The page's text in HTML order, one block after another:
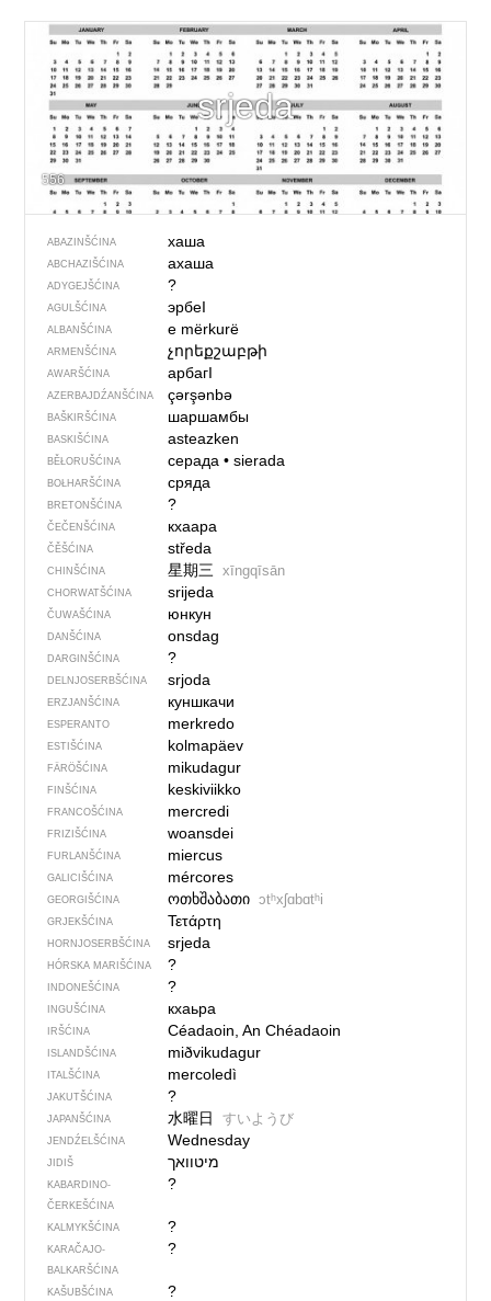
srjeda
556
ABAZINŠĆINA хаша
ABCHAZIŠĆINA ахаша
ADYGEJŠĆINA ?
AGULŠĆINA эрбеI
ALBANŠĆINA e mërkurë
ARMENŠĆINA չորեքշաբթի
AWARŠĆINA арбагI
AZERBAJDŹANŠĆINA çərşənbə
BAŠKIRŠĆINA шаршамбы
BASKIŠĆINA asteazken
BĚŁORUŠĆINA серада• sierada
BOŁHARŠĆINA сряда
BRETONŠĆINA ?
ČEČENŠĆINA кхаара
ČĚŠĆINA středa
CHINŠĆINA 星期三 xīngqīsān
CHORWATŠĆINA srijeda
ČUWAŠĆINA юнкун
DANŠĆINA onsdag
DARGINŠĆINA ?
DELNJOSERBŠĆINA srjoda
ERZJANŠĆINA куншкачи
ESPERANTO merkredo
ESTIŠĆINA kolmapäev
FÄRÖŠĆINA mikudagur
FINŠĆINA keskiviikko
FRANCOŠĆINA mercredi
FRIZIŠĆINA woansdei
FURLANŠĆINA miercus
GALICIŠĆINA mércores
GEORGIŠĆINA ოთხშაბათი ɔtʰxʃɑbɑtʰi
GRJEKŠĆINA Τετάρτη
HORNJOSERBŠĆINA srjeda
HÓRSKA MARIŠĆINA ?
INDONEŠĆINA ?
INGUŠĆINA кхаьра
IRŠĆINA Céadaoin, An Chéadaoin
ISLANDŠĆINA miðvikudagur
ITALŠĆINA mercoledì
JAKUTŠĆINA ?
JAPANŠĆINA 水曜日 すいようび
JENDŹELŠĆINA Wednesday
JIDIŠ מיטוואך
KABARDINO-
ČERKEŠĆINA
?
KALMYKŠĆINA ?
KARAČAJO-
BALKARŠĆINA
?
KAŠUBŠĆINA ?